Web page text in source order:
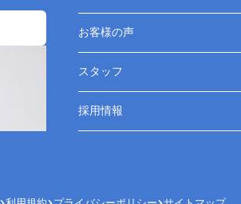
お客様の声
スタッフ
採用情報